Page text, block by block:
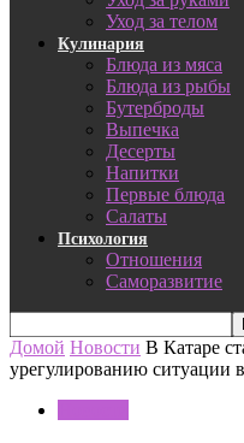
Уход за телом
Кулинария
Блюда из мяса
Блюда из рыбы
Бутерброды
Выпечка
Десерты
Напитки
Первые блюда
Салаты
Психология
Отношения
Саморазвитие
Домой Новости В Катаре
урегулированию ситуации